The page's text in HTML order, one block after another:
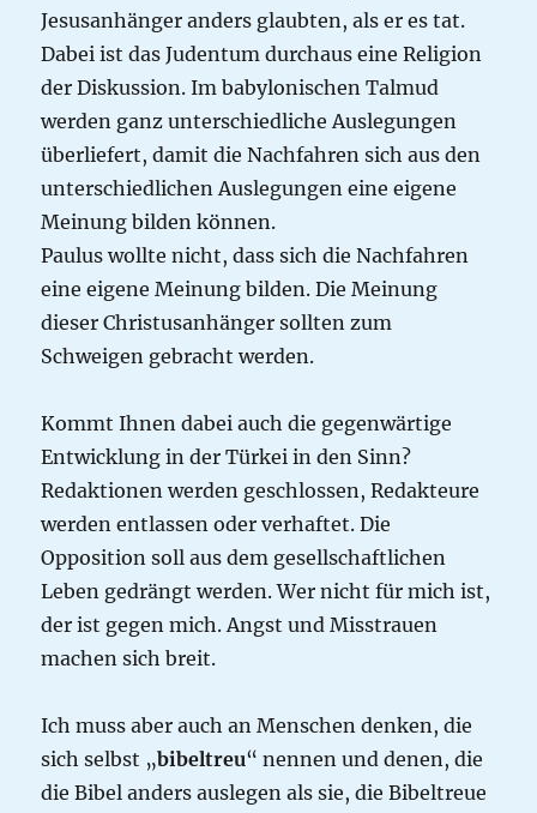
Jesusanhänger anders glaubten, als er es tat.
Dabei ist das Judentum durchaus eine Religion
der Diskussion. Im babylonischen Talmud
werden ganz unterschiedliche Auslegungen
überliefert, damit die Nachfahren sich aus den
unterschiedlichen Auslegungen eine eigene
Meinung bilden können.
Paulus wollte nicht, dass sich die Nachfahren
eine eigene Meinung bilden. Die Meinung
dieser Christusanhänger sollten zum
Schweigen gebracht werden.
Kommt Ihnen dabei auch die gegenwärtige
Entwicklung in der Türkei in den Sinn?
Redaktionen werden geschlossen, Redakteure
werden entlassen oder verhaftet. Die
Opposition soll aus dem gesellschaftlichen
Leben gedrängt werden. Wer nicht für mich ist,
der ist gegen mich. Angst und Misstrauen
machen sich breit.
Ich muss aber auch an Menschen denken, die
sich selbst „bibeltreu“ nennen und denen, die
die Bibel anders auslegen als sie, die Bibeltreue